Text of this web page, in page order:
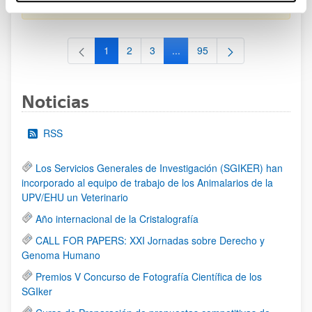
al 30/07/2026 (ambos incluídos)
Página
1 Página
2 Página
3 ...Páginas intermedias Use TAB
Página
95
Noticias
RSS
Los Servicios Generales de Investigación (SGIKER) han
incorporado al equipo de trabajo de los Animalarios de la
UPV/EHU un Veterinario
Año internacional de la Cristalografía
CALL FOR PAPERS: XXI Jornadas sobre Derecho y
Genoma Humano
Premios V Concurso de Fotografía Científica de los
SGIker